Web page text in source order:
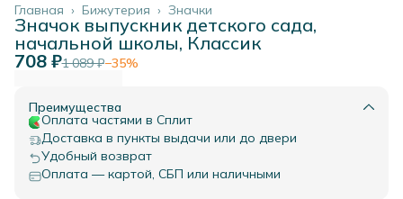
Значки
Бижутерия ›
Главная ›
Значок выпускник детского сада,
начальной школы, Классик
708 ₽1 089 ₽−35%
Преимущества
Оплата частями в Сплит
Доставка в пункты выдачи или до двери
Удобный возврат
Оплата — картой, СБП или наличными